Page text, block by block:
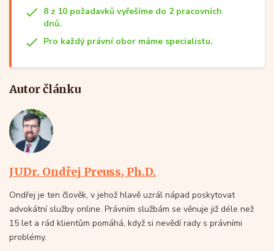
8 z 10 požadavků vyřešíme do 2 pracovních
dnů.
Pro každý právní obor máme specialistu.
Autor článku
JUDr. Ondřej Preuss, Ph.D.
Ondřej je ten člověk, v jehož hlavě uzrál nápad poskytovat
advokátní služby online. Právním službám se věnuje již déle než
15 let a rád klientům pomáhá, když si nevědí rady s právními
problémy.